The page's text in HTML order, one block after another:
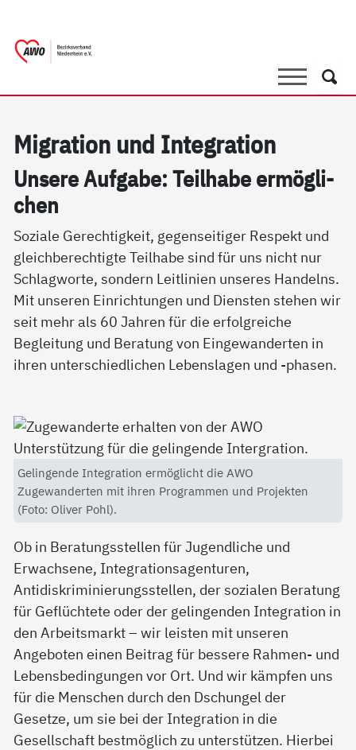
SucheSuche
Mi­g­ra­ti­on und In­te­g­ra­ti­on
Un­se­re Auf­ga­be: Teil­ha­be er­mög­li­
chen
Soziale Gerechtigkeit, gegenseitiger Respekt und
gleichberechtigte Teilhabe sind für uns nicht nur
Schlagworte, sondern Leitlinien unseres Handelns.
Mit unseren Einrichtungen und Diensten stehen wir
seit mehr als 60 Jahren für die erfolgreiche
Begleitung und Beratung von Eingewanderten in
ihren unterschiedlichen Lebenslagen und -phasen.
Gelingende Integration ermöglicht die AWO
Zugewanderten mit ihren Programmen und Projekten
(Foto: Oliver Pohl).
Ob in Beratungsstellen für Jugendliche und
Erwachsene, Integrationsagenturen,
Antidiskriminierungsstellen, der sozialen Beratung
für Geflüchtete oder der gelingenden Integration in
den Arbeitsmarkt – wir leisten mit unseren
Angeboten einen Beitrag für bessere Rahmen- und
Lebensbedingungen vor Ort. Und wir kämpfen uns
für die Menschen durch den Dschungel der
Gesetze, um sie bei der Integration in die
Gesellschaft bestmöglich zu unterstützen. Hierbei